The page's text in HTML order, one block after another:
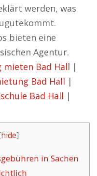
werden, was
bieten eine
Agentur.
mieten Bad Hall |
Bad Hall |
Bad Hall |
hide]
in Sachen